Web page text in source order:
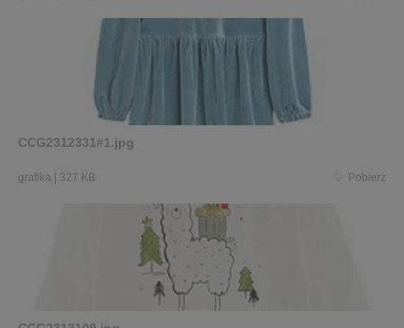
CCG2312331#1.jpg
grafika 327 KB Pobierz